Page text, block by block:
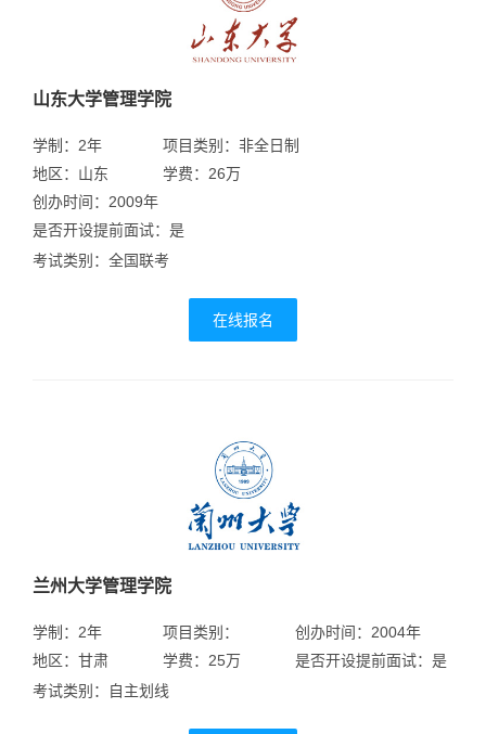
山东大学管理学院
学制：2年
地区：山东
项目类别：非全日制
学费：26万
创办时间：2009年
是否开设提前面试：是
考试类别：全国联考
在线报名
兰州大学管理学院
学制：2年
地区：甘肃
项目类别：
学费：25万
创办时间：2004年
是否开设提前面试：是
考试类别：自主划线